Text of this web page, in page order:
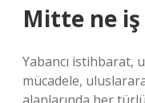
Mitte ne iş
Yabancı istihbarat,
mücadele,